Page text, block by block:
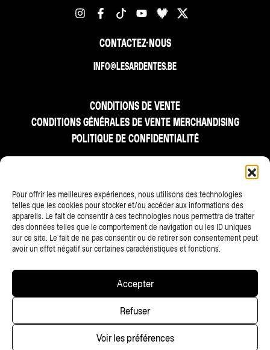
Pour offrir les meilleures expériences, nous utilisons des technologies
telles que les cookies pour stocker et/ou accéder aux informations des
appareils. Le fait de consentir à ces technologies nous permettra de traiter
des données telles que le comportement de navigation ou les ID uniques
sur ce site. Le fait de ne pas consentir ou de retirer son consentement peut
avoir un effet négatif sur certaines caractéristiques et fonctions.
Accepter
Refuser
Voir les préférences
CONTACTEZ-NOUS
INFO@LESARDENTES.BE
CONDITIONS DE VENTE
CONDITIONS GÉNÉRALES DE VENTE MERCHANDISING
POLITIQUE DE CONFIDENTIALITÉ
reserved • Website